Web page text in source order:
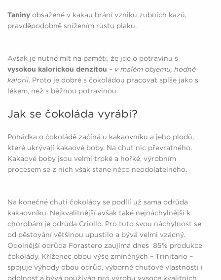
Taniny obsažené v kakau brání vzniku zubních kazů,
pravděpodobně snížením růstu plaku.
Avšak je nutné mít na paměti, že jde o potravinu s
vysokou kalorickou denzitou – v malém objemu, hodně
kalorií. Proto je dobré s čokoládou pracovat spíše jako s
lékem, než s běžnou potravinou.
Jak se čokoláda vyrábí?
Pohádka o čokoládě začíná u kakaovníku a jeho plodů,
které ukrývají kakaové boby. Na chuť nic převratného.
Kakaové boby jsou velmi trpké a hořké, výrobním
procesem se z nich však stane něco neodolatelného.
Na konečné chuti čokolády se podílí už sama odrůda
kakaovníku. Nejkvalitnější avšak také nejnáchylnější k
chorobám je odrůda Criollo. Pro tuto svou náchylnost se
od pěstování většinou upustilo a bývá velmi vzácný.
Odolnější odrůda Forastero zaujímá dnes 85% produkce
čokolády. Kříženec obou výše zmíněných – Trinitario –
spojuje výhody obou odrůd, výborné chuťové vlastnosti i
odolnost a bývá používán pro výrobu vysoce kvalitních